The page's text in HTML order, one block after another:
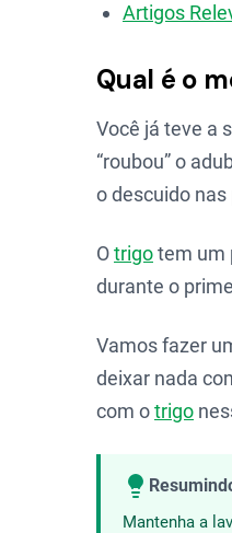
Artigos
Qual é o
Você já teve a
“roubou” o
o descuido
Otrigotem um
durante o
Vamos fazer
deixar nada
com otrigo
Mantenha a